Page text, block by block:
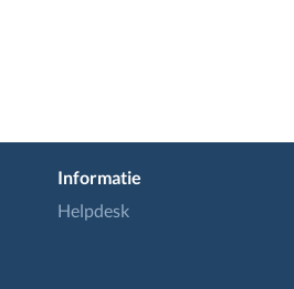
Informatie
Helpdesk